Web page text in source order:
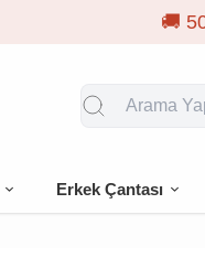
Erkek Çantası